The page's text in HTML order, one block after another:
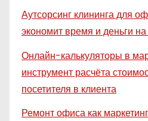
Аутсорсинг клининга для
экономит время и деньги
Онлайн-калькуляторы в
инструмент расчёта
посетителя в клиента
Ремонт офиса как